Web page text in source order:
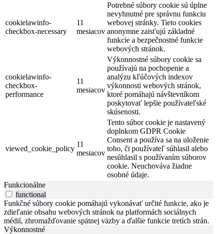
cookielawinfo-
checkbox-necessary
11
mesiacov
Potrebné súbory cookie sú úplne
nevyhnutné pre správnu funkciu
webovej stránky. Tieto cookies
anonymne zaisťujú základné
funkcie a bezpečnostné funkcie
webových stránok.
cookielawinfo-
checkbox-
performance
11
mesiacov
Výkonnostné súbory cookie sa
používajú na pochopenie a
analýzu kľúčových indexov
výkonnosti webových stránok,
ktoré pomáhajú návštevníkom
poskytovať lepšie používateľské
skúsenosti.
viewed_cookie_policy
11
mesiacov
Tento súbor cookie je nastavený
doplnkom GDPR Cookie
Consent a používa sa na uloženie
toho, či používateľ súhlasil alebo
nesúhlasil s používaním súborov
cookie. Neuchováva žiadne
osobné údaje.
Funkcionálne
functional
Funkčné súbory cookie pomáhajú vykonávať určité funkcie, ako je
zdieľanie obsahu webových stránok na platformách sociálnych
médií, zhromažďovanie spätnej väzby a ďalšie funkcie tretích strán.
Výkonnostné